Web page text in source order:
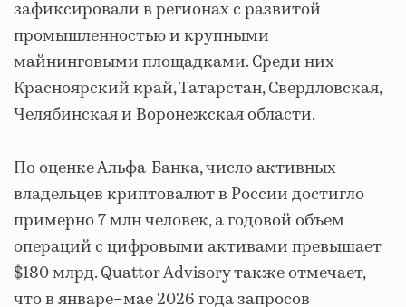
зафиксировали в регионах с развитой
промышленностью и крупными
майнинговыми площадками. Среди них —
Красноярский край, Татарстан, Свердловская,
Челябинская и Воронежская области.
По оценке Альфа-Банка, число активных
владельцев криптовалют в России достигло
примерно 7 млн человек, а годовой объем
операций с цифровыми активами превышает
$180 млрд. Quattor Advisory также отмечает,
что в январе–мае 2026 года запросов